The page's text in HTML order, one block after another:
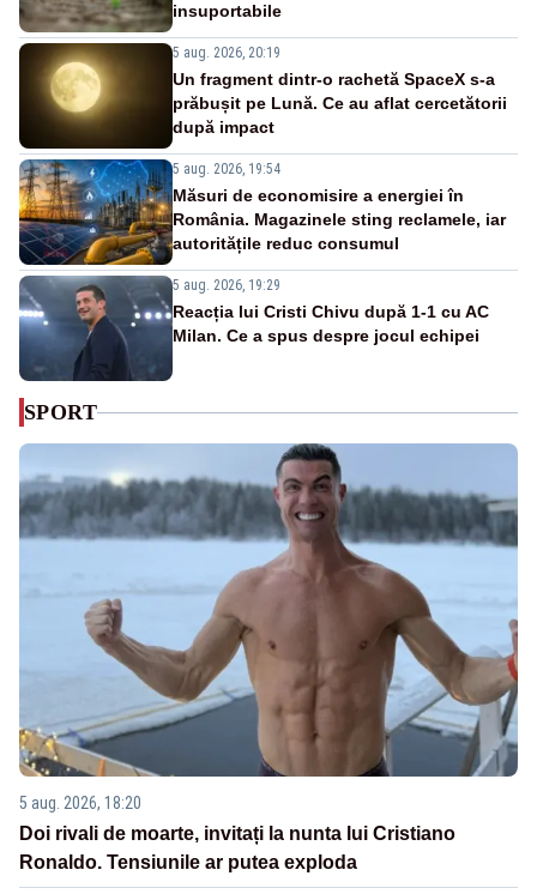
insuportabile
5 aug. 2026, 20:19
Un fragment dintr-o rachetă SpaceX s-a
prăbușit pe Lună. Ce au aflat cercetătorii
după impact
5 aug. 2026, 19:54
Măsuri de economisire a energiei în
România. Magazinele sting reclamele, iar
autoritățile reduc consumul
5 aug. 2026, 19:29
Reacția lui Cristi Chivu după 1-1 cu AC
Milan. Ce a spus despre jocul echipei
SPORT
5 aug. 2026, 18:20
Doi rivali de moarte, invitați la nunta lui Cristiano
Ronaldo. Tensiunile ar putea exploda